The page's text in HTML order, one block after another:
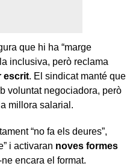
que hi ha “marge
inclusiva, però reclama
escrit. El sindicat manté que
voluntat negociadora, però
millora salarial.
“no fa els deures”,
i activaran noves formes
encara el format.